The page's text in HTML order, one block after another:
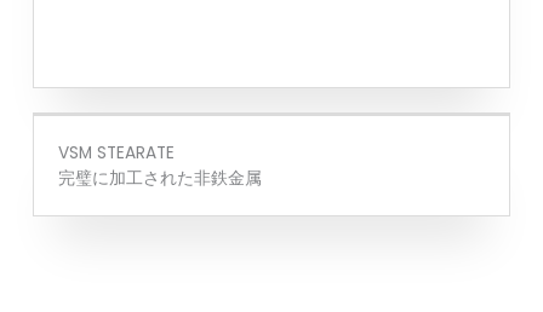
VSM STEARATE
完璧に加工された非鉄金属